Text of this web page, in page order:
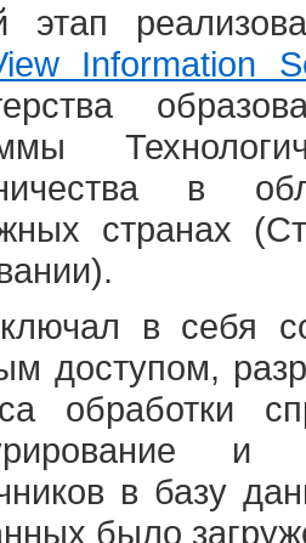
этап
Information
в
странах
в себя
доступом,
обработки
и
в базу
было